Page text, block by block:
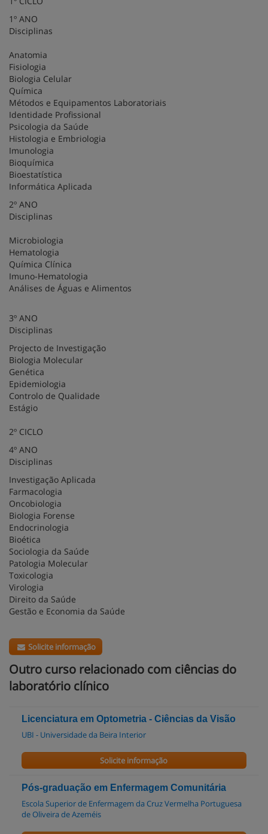
1º ANO
Disciplinas
Anatomia
Fisiologia
Biologia Celular
Química
Métodos e Equipamentos Laboratoriais
Identidade Profissional
Psicologia da Saúde
Histologia e Embriologia
Imunologia
Bioquímica
Bioestatística
Informática Aplicada
2º ANO
Disciplinas
Microbiologia
Hematologia
Química Clínica
Imuno-Hematologia
Análises de Águas e Alimentos
3º ANO
Disciplinas
Projecto de Investigação
Biologia Molecular
Genética
Epidemiologia
Controlo de Qualidade
Estágio
2º CICLO
4º ANO
Disciplinas
Investigação Aplicada
Farmacologia
Oncobiologia
Biologia Forense
Endocrinologia
Bioética
Sociologia da Saúde
Patologia Molecular
Toxicologia
Virologia
Direito da Saúde
Gestão e Economia da Saúde
Solicite informação
Outro curso relacionado com ciências do
laboratório clínico
Licenciatura em Optometria - Ciências da Visão
UBI - Universidade da Beira Interior
Solicite informação
Pós-graduação em Enfermagem Comunitária
Escola Superior de Enfermagem da Cruz Vermelha Portuguesa
de Oliveira de Azeméis